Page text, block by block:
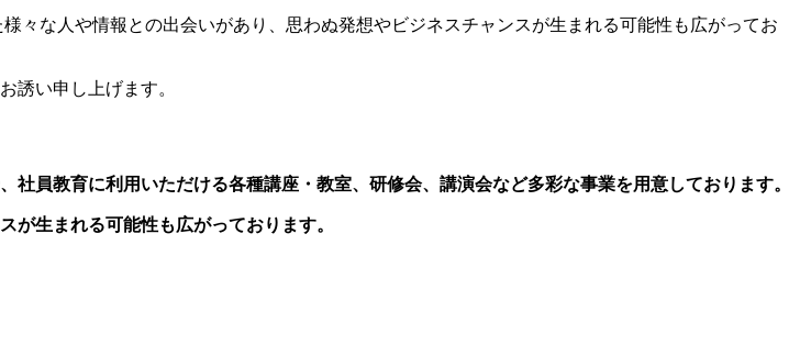
な人や情報との出会いがあり、思わぬ発想やビジネスチャンスが生まれる可能性も広がってお
誘い申し上げます。
員教育に利用いただける各種講座・教室、研修会、講演会など多彩な事業を用意しております。
が生まれる可能性も広がっております。